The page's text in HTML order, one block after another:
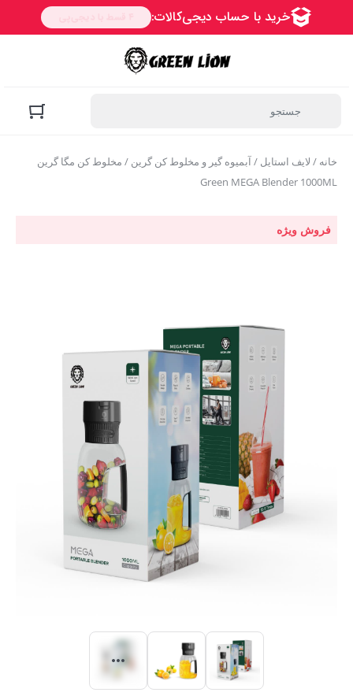
خانه / لایف استایل /آبمیوه گیر و مخلوط کن گرین / مخلوط کن مگا گرین
Green MEGA Blender 1000ML
فروش ویژه